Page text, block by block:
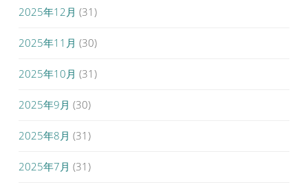
2025年12月 (31)
2025年11月 (30)
2025年10月 (31)
2025年9月 (30)
2025年8月 (31)
2025年7月 (31)